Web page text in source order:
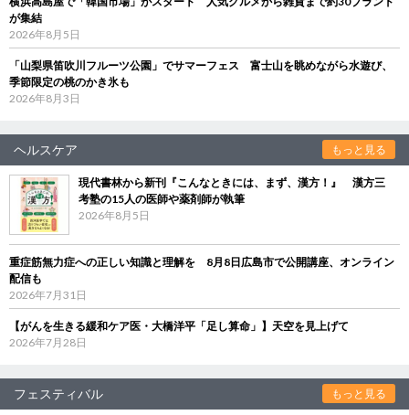
が集結
2026年8月5日
「山梨県笛吹川フルーツ公園」でサマーフェス 富士山を眺めながら水遊び、
季節限定の桃のかき氷も
2026年8月3日
ヘルスケア もっと見る
現代書林から新刊『こんなときには、まず、漢方！』 漢方三
考塾の15人の医師や薬剤師が執筆
2026年8月5日
重症筋無力症への正しい知識と理解を 8月8日広島市で公開講座、オンライン
配信も
2026年7月31日
【がんを生きる緩和ケア医・大橋洋平「足し算命」】天空を見上げて
2026年7月28日
フェスティバル もっと見る